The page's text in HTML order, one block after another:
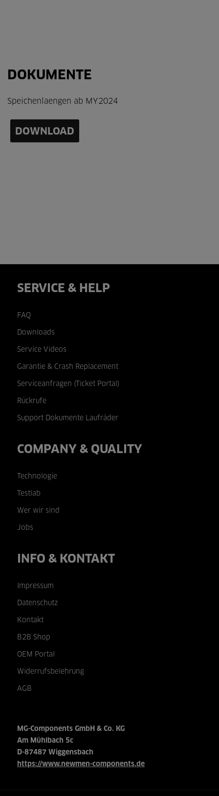
DOKUMENTE
Speichenlaengen ab MY2024
DOWNLOAD
SERVICE & HELP
FAQ
Downloads
Service Videos
Garantie & Crash Replacement
Serviceanfragen (Ticket Portal)
Rückrufe
Support Dokumente Laufräder
COMPANY & QUALITY
Technologie
Testlab
Wer wir sind
Jobs
INFO & KONTAKT
Impressum
Datenschutz
Kontakt
B2B Shop
OEM Portal
Widerrufsbelehrung
AGB
MG-Components GmbH & Co. KG
Am Mühlbach 5c
D-87487 Wiggensbach
https://www.newmen-components.de